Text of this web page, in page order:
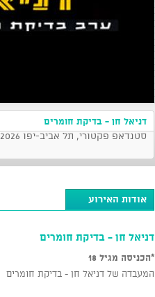
דניאל חן - בדיקת חומרים
סטנדאפ פקטורי, תל אביב-יפו 10/06/2026 בשעה 21:30
אודות האירוע
דניאל חן - בדיקת חומרים
*הכניסה מגיל 18
המעבדה של דניאל חן - בדיקת חומרים